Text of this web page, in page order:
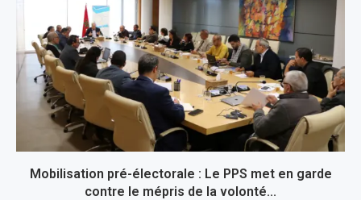
Mobilisation pré-électorale : Le PPS met en garde
contre le mépris de la volonté...